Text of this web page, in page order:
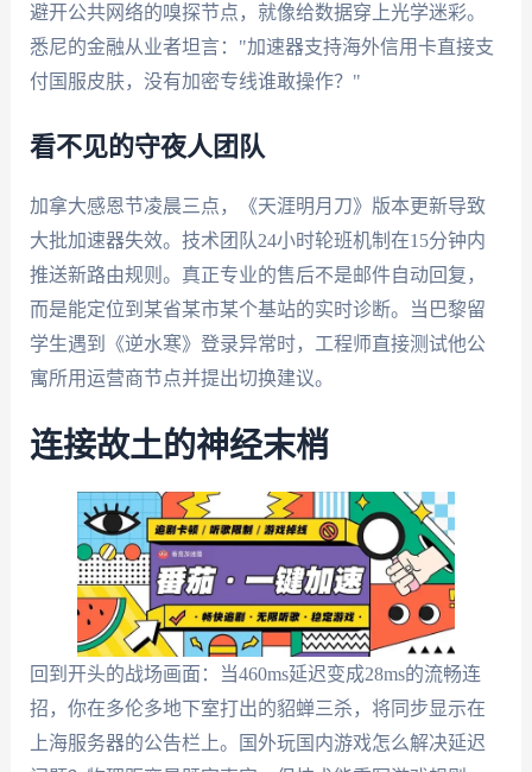
避开公共网络的嗅探节点，就像给数据穿上光学迷彩。
悉尼的金融从业者坦言："加速器支持海外信用卡直接支
付国服皮肤，没有加密专线谁敢操作？"
看不见的守夜人团队
加拿大感恩节凌晨三点，《天涯明月刀》版本更新导致
大批加速器失效。技术团队24小时轮班机制在15分钟内
推送新路由规则。真正专业的售后不是邮件自动回复，
而是能定位到某省某市某个基站的实时诊断。当巴黎留
学生遇到《逆水寒》登录异常时，工程师直接测试他公
寓所用运营商节点并提出切换建议。
连接故土的神经末梢
回到开头的战场画面：当460ms延迟变成28ms的流畅连
招，你在多伦多地下室打出的貂蝉三杀，将同步显示在
上海服务器的公告栏上。国外玩国内游戏怎么解决延迟